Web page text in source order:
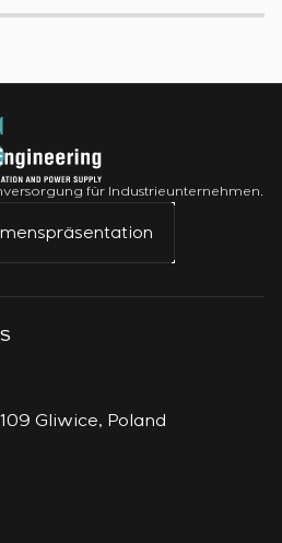
für Industrieunternehmen.
Gliwice, Poland